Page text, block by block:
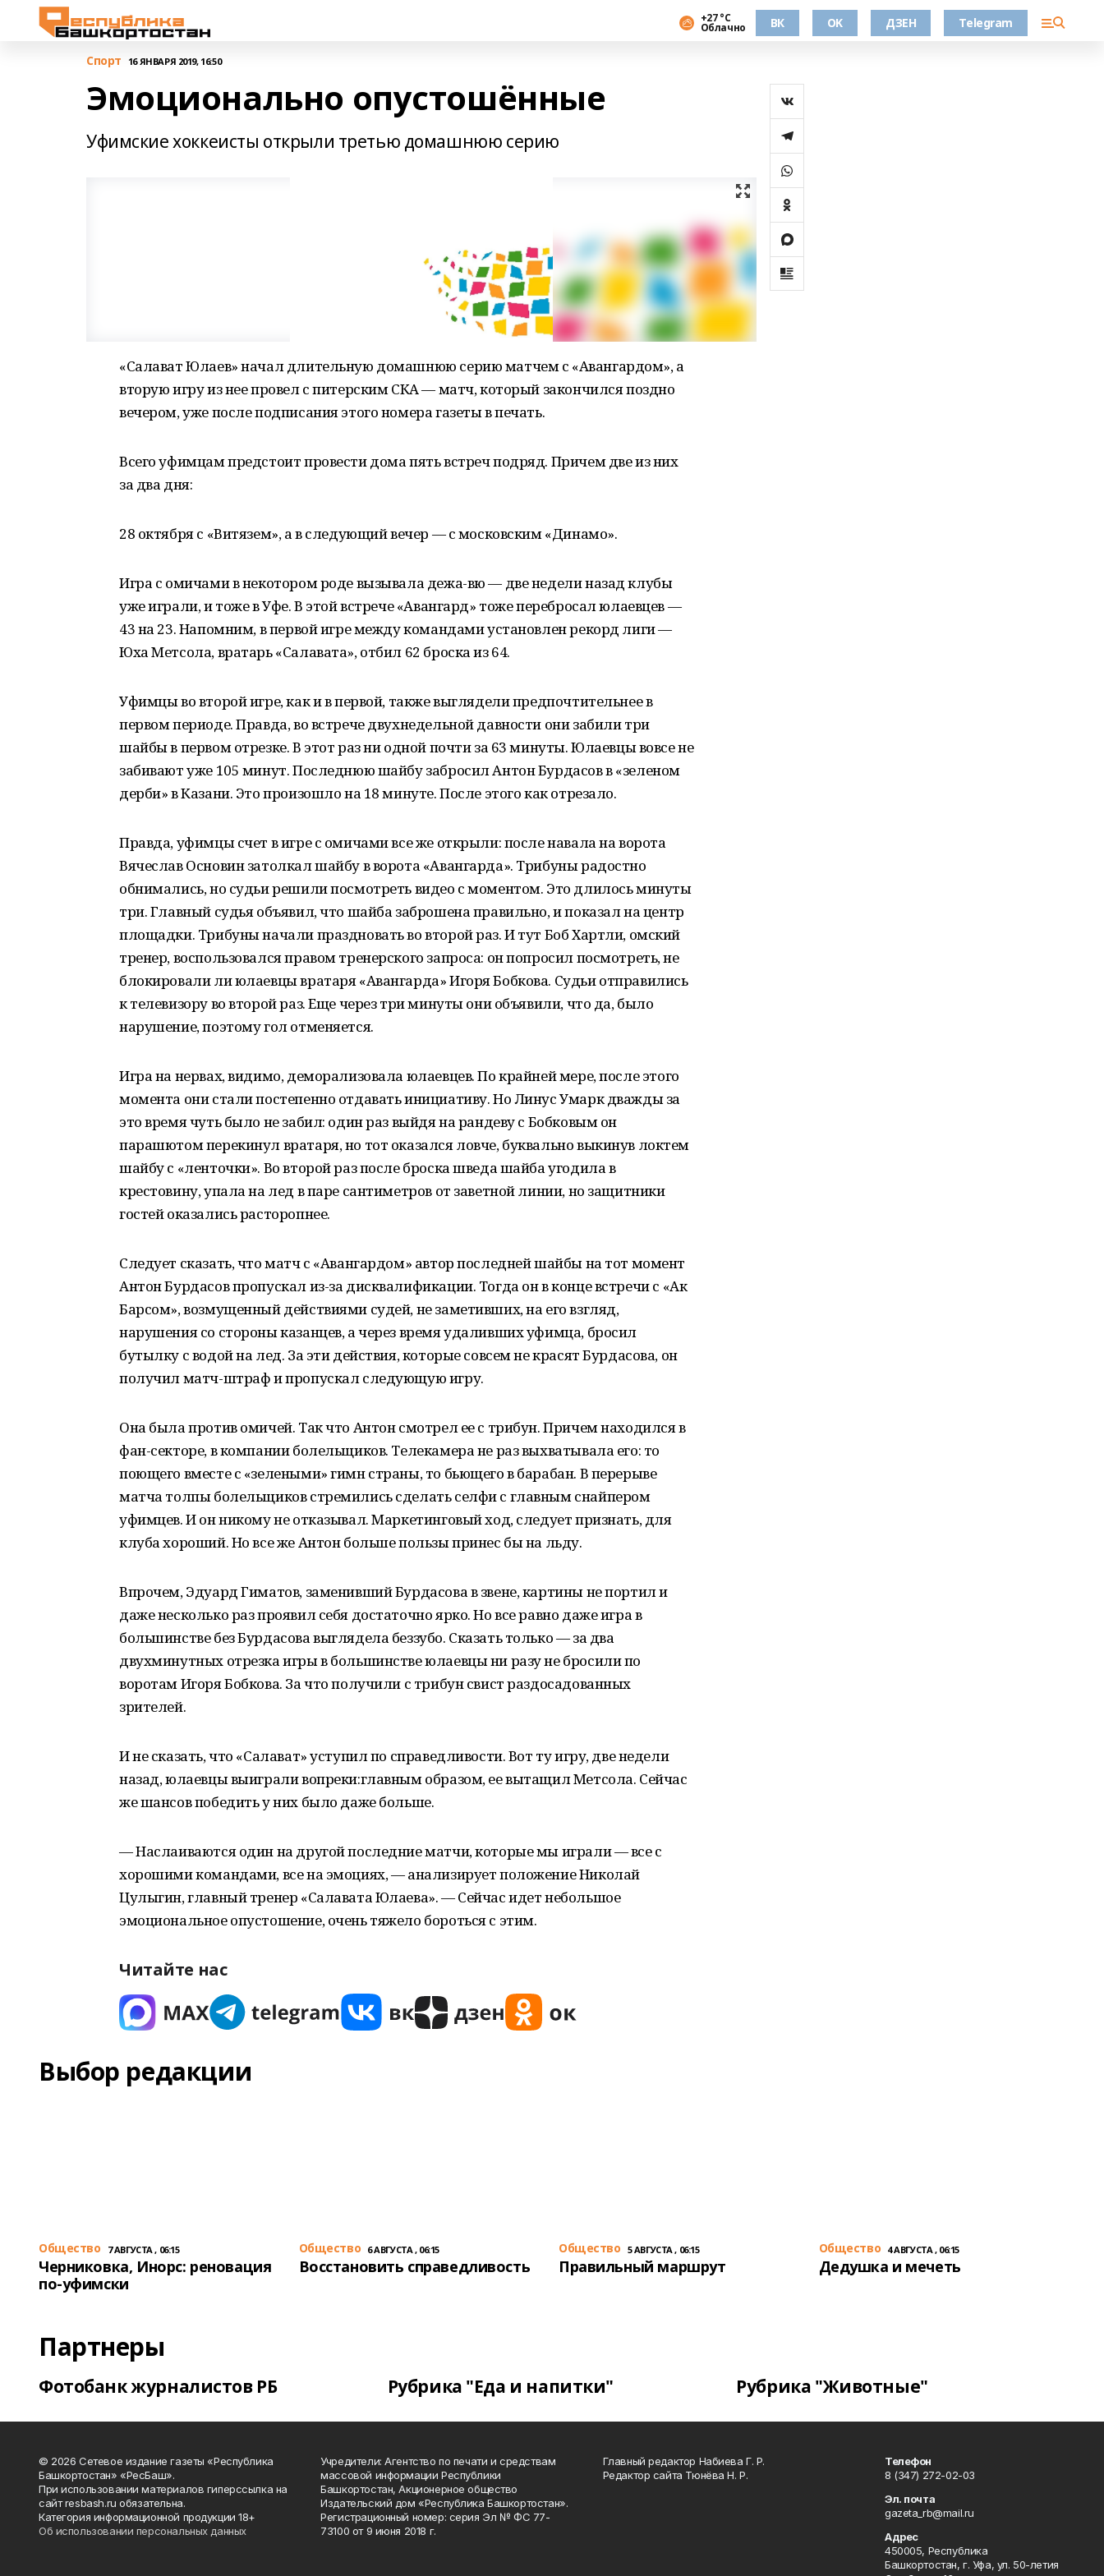
+27 °С
Облачно ВК OK ДЗЕН Telegram
Спорт 16 ЯНВАРЯ 2019, 16:50
Эмоционально опустошённые
Уфимские хоккеисты открыли третью домашнюю серию
«Салават Юлаев» начал длительную домашнюю серию матчем с «Авангардом», а
вторую игру из нее провел с питерским СКА — матч, который закончился поздно
вечером, уже после подписания этого номера газеты в печать.
Всего уфимцам предстоит провести дома пять встреч подряд. Причем две из них
за два дня:
28 октября с «Витязем», а в следующий вечер — с московским «Динамо».
Игра с омичами в некотором роде вызывала дежа-вю — две недели назад клубы
уже играли, и тоже в Уфе. В этой встрече «Авангард» тоже перебросал юлаевцев —
43 на 23. Напомним, в первой игре между командами установлен рекорд лиги —
Юха Метсола, вратарь «Салавата», отбил 62 броска из 64.
Уфимцы во второй игре, как и в первой, также выглядели предпочтительнее в
первом периоде. Правда, во встрече двухнедельной давности они забили три
шайбы в первом отрезке. В этот раз ни одной почти за 63 минуты. Юлаевцы вовсе не
забивают уже 105 минут. Последнюю шайбу забросил Антон Бурдасов в «зеленом
дерби» в Казани. Это произошло на 18 минуте. После этого как отрезало.
Правда, уфимцы счет в игре с омичами все же открыли: после навала на ворота
Вячеслав Основин затолкал шайбу в ворота «Авангарда». Трибуны радостно
обнимались, но судьи решили посмотреть видео с моментом. Это длилось минуты
три. Главный судья объявил, что шайба заброшена правильно, и показал на центр
площадки. Трибуны начали праздновать во второй раз. И тут Боб Хартли, омский
тренер, воспользовался правом тренерского запроса: он попросил посмотреть, не
блокировали ли юлаевцы вратаря «Авангарда» Игоря Бобкова. Судьи отправились
к телевизору во второй раз. Еще через три минуты они объявили, что да, было
нарушение, поэтому гол отменяется.
Игра на нервах, видимо, деморализовала юлаевцев. По крайней мере, после этого
момента они стали постепенно отдавать инициативу. Но Линус Умарк дважды за
это время чуть было не забил: один раз выйдя на рандеву с Бобковым он
парашютом перекинул вратаря, но тот оказался ловче, буквально выкинув локтем
шайбу с «ленточки». Во второй раз после броска шведа шайба угодила в
крестовину, упала на лед в паре сантиметров от заветной линии, но защитники
гостей оказались расторопнее.
Следует сказать, что матч с «Авангардом» автор последней шайбы на тот момент
Антон Бурдасов пропускал из-за дисквалификации. Тогда он в конце встречи с «Ак
Барсом», возмущенный действиями судей, не заметивших, на его взгляд,
нарушения со стороны казанцев, а через время удаливших уфимца, бросил
бутылку с водой на лед. За эти действия, которые совсем не красят Бурдасова, он
получил матч-штраф и пропускал следующую игру.
Она была против омичей. Так что Антон смотрел ее с трибун. Причем находился в
фан-секторе, в компании болельщиков. Телекамера не раз выхватывала его: то
поющего вместе с «зелеными» гимн страны, то бьющего в барабан. В перерыве
матча толпы болельщиков стремились сделать селфи с главным снайпером
уфимцев. И он никому не отказывал. Маркетинговый ход, следует признать, для
клуба хороший. Но все же Антон больше пользы принес бы на льду.
Впрочем, Эдуард Гиматов, заменивший Бурдасова в звене, картины не портил и
даже несколько раз проявил себя достаточно ярко. Но все равно даже игра в
большинстве без Бурдасова выглядела беззубо. Сказать только — за два
двухминутных отрезка игры в большинстве юлаевцы ни разу не бросили по
воротам Игоря Бобкова. За что получили с трибун свист раздосадованных
зрителей.
И не сказать, что «Салават» уступил по справедливости. Вот ту игру, две недели
назад, юлаевцы выиграли вопреки:главным образом, ее вытащил Метсола. Сейчас
же шансов победить у них было даже больше.
— Наслаиваются один на другой последние матчи, которые мы играли — все с
хорошими командами, все на эмоциях, — анализирует положение Николай
Цулыгин, главный тренер «Салавата Юлаева». — Сейчас идет небольшое
эмоциональное опустошение, очень тяжело бороться с этим.
Читайте нас
Выбор редакции
Общество 7 АВГУСТА , 06:15
Черниковка, Инорс: реновация
по-уфимски
Общество 6 АВГУСТА , 06:15
Восстановить справедливость
Общество 5 АВГУСТА , 06:15
Правильный маршрут
Общество 4 АВГУСТА , 06:15
Дедушка и мечеть
Партнеры
Фотобанк журналистов РБ Рубрика "Еда и напитки" Рубрика "Животные"
© 2026 Сетевое издание газеты «Республика
Башкортостан» «РесБаш».
При использовании материалов гиперссылка на
сайт resbash.ru обязательна.
Категория информационной продукции 18+
Об использовании персональных данных
Учредители: Агентство по печати и средствам
массовой информации Республики
Башкортостан, Акционерное общество
Издательский дом «Республика Башкортостан».
Регистрационный номер: серия Эл № ФС 77-
73100 от 9 июня 2018 г.
Главный редактор Набиева Г. Р.
Редактор сайта Тюнёва Н. Р.
Телефон
8 (347) 272-02-03
Эл. почта
gazeta_rb@mail.ru
Адрес
450005, Республика
Башкортостан, г. Уфа, ул. 50-летия